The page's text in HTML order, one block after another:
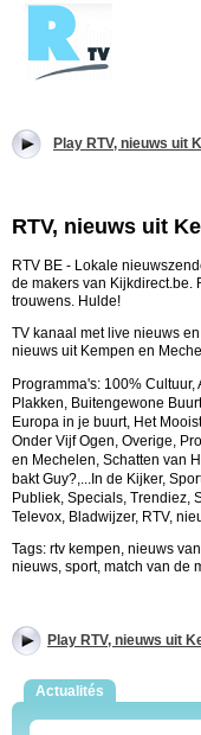
Play RTV, nieuws uit
RTV, nieuws uit
RTV BE - Lokale
de makers van Kijkdirect.be.
trouwens. Hulde!
TV kanaal met live nieuws
nieuws uit Kempen en
Programma's: 100% Cultuur,
Plakken, Buitengewone
Europa in je buurt, Het
Onder Vijf Ogen, Overige,
en Mechelen, Schatten van
bakt Guy?,...In de Kijker,
Publiek, Specials, Trendiez,
Televox, Bladwijzer, RTV,
Tags: rtv kempen, nieuws
nieuws, sport, match van de
Play RTV, nieuws uit
Actualités